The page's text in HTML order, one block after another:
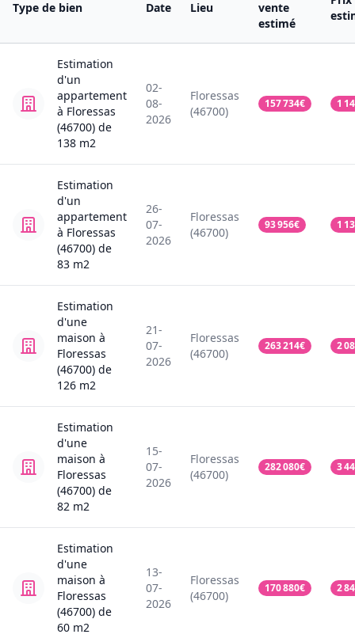
Type de bien Date Lieu
vente
estimé
Estimation
d'un
appartement
à Floressas
(46700) de
138 m2
02-
08-
2026
Floressas
(46700)
157 734€ 1
Estimation
d'un
appartement
à Floressas
(46700) de
83 m2
26-
07-
2026
Floressas
(46700)
93 956€ 1
Estimation
d'une
maison à
Floressas
(46700) de
126 m2
21-
07-
2026
Floressas
(46700)
263 214€ 2
Estimation
d'une
maison à
Floressas
(46700) de
82 m2
15-
07-
2026
Floressas
(46700)
282 080€ 3
Estimation
d'une
maison à
Floressas
(46700) de
60 m2
13-
07-
2026
Floressas
(46700)
170 880€ 2